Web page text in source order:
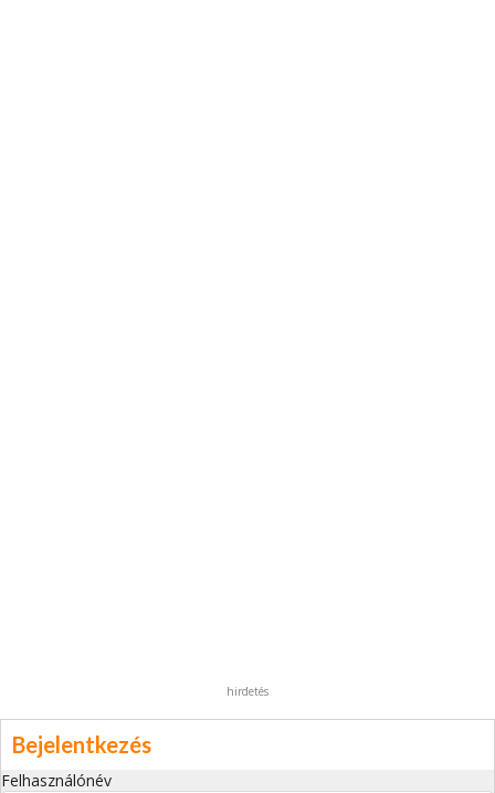
hirdetés
Bejelentkezés
Felhasználónév